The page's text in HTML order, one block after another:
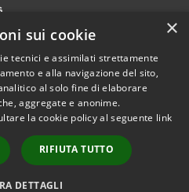
Copyright © 2024Comune
di Brembate di Sopra
Powered by
Municipium •Accesso
redazione
×
sui cookie
tecnici e assimilati strettamente
e alla navigazione del sito,
al solo fine di elaborare
aggregate e anonime.
la cookie policy al seguente link
RIFIUTA TUTTO
DETTAGLI